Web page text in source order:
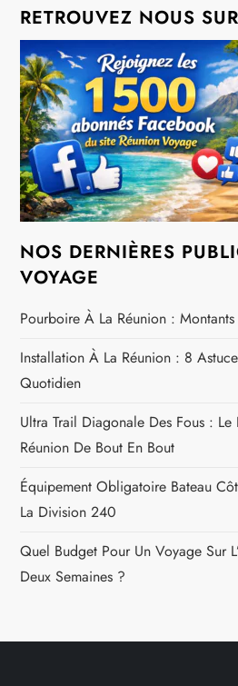
RETROUVEZ NOUS
NOS DERNIÈRES
VOYAGE
Pourboire À La Réunion : Montants
Installation À La Réunion : 8
Quotidien
Ultra Trail Diagonale Des Fous : Le
Réunion De Bout En Bout
Équipement Obligatoire Bateau
La Division 240
Quel Budget Pour Un Voyage Sur
Deux Semaines ?